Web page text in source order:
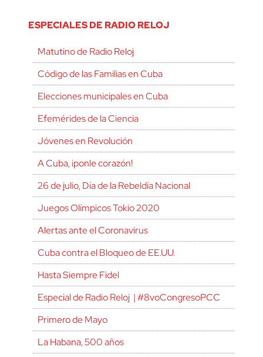
ESPECIALES DE RADIO RELOJ
Matutino de Radio Reloj
Código de las Familias en Cuba
Elecciones municipales en Cuba
Efemérides de la Ciencia
Jóvenes en Revolución
A Cuba, ¡ponle corazón!
26 de julio, Día de la Rebeldía Nacional
Juegos Olímpicos Tokio 2020
Alertas ante el Coronavirus
Cuba contra el Bloqueo de EE.UU.
Hasta Siempre Fidel
Especial de Radio Reloj | #8voCongresoPCC
Primero de Mayo
La Habana, 500 años